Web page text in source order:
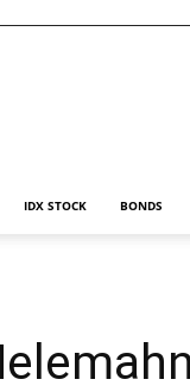
IDX STOCK BONDS